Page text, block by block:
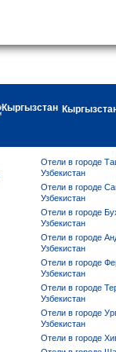
Отели в городе
Узбекистан
Отели в городе
Узбекистан
Отели в городе
Узбекистан
Отели в городе
Узбекистан
Отели в городе
Узбекистан
Отели в городе
Узбекистан
Отели в городе
Узбекистан
Отели в городе